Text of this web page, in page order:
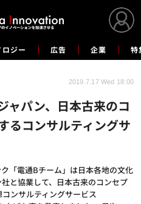
ロジー 広告 企業 特
ャパン、日本古来のコ
るコンサルティングサ
「電通Bチーム」は日本各地の文化
と協業して、日本古来のコンセプ
ンサルティングサービス
2019.7.17 Wed 18:00